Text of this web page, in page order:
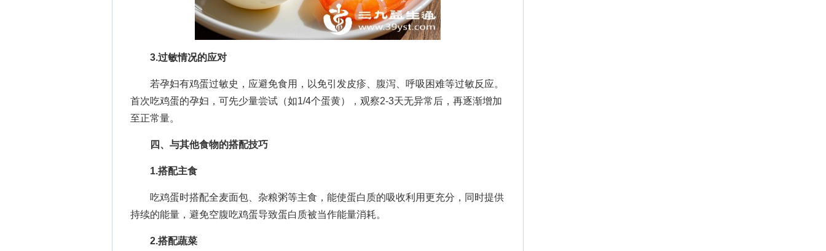
3.过敏情况的应对
若孕妇有鸡蛋过敏史，应避免食用，以免引发皮疹、腹泻、呼吸困难等过敏反应。
首次吃鸡蛋的孕妇，可先少量尝试（如1/4个蛋黄），观察2-3天无异常后，再逐渐增加
至正常量。
四、与其他食物的搭配技巧
1.搭配主食
吃鸡蛋时搭配全麦面包、杂粮粥等主食，能使蛋白质的吸收利用更充分，同时提供
持续的能量，避免空腹吃鸡蛋导致蛋白质被当作能量消耗。
2.搭配蔬菜